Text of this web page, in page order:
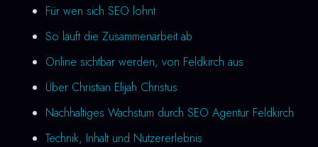
Für wen sich SEO lohnt
So läuft die Zusammenarbeit ab
Online sichtbar werden, von Feldkirch aus
Über Christian Elijah Christus
Nachhaltiges Wachstum durch SEO Agentur Feldkirch
Technik, Inhalt und Nutzererlebnis